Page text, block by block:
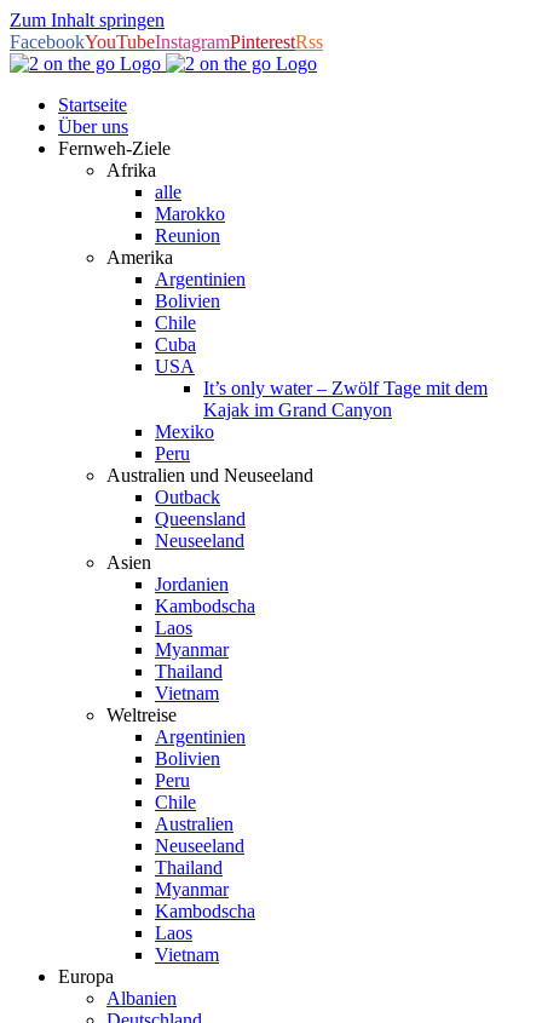
Zum Inhalt springen
FacebookYouTubeInstagramPinterestRss
Startseite
Über uns
Fernweh-Ziele
Afrika
alle
Marokko
Reunion
Amerika
Argentinien
Bolivien
Chile
Cuba
USA
It’s only water – Zwölf Tage mit dem
Kajak im Grand Canyon
Mexiko
Peru
Australien und Neuseeland
Outback
Queensland
Neuseeland
Asien
Jordanien
Kambodscha
Laos
Myanmar
Thailand
Vietnam
Weltreise
Argentinien
Bolivien
Peru
Chile
Australien
Neuseeland
Thailand
Myanmar
Kambodscha
Laos
Vietnam
Europa
Albanien